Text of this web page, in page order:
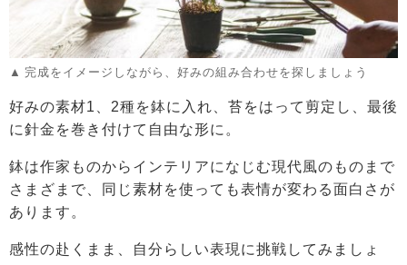
完成をイメージしながら、好みの組み合わせを探しましょう
好みの素材1、2種を鉢に入れ、苔をはって剪定し、最後
に針金を巻き付けて自由な形に。
鉢は作家ものからインテリアになじむ現代風のものまで
さまざまで、同じ素材を使っても表情が変わる面白さが
あります。
感性の赴くまま、自分らしい表現に挑戦してみましょ